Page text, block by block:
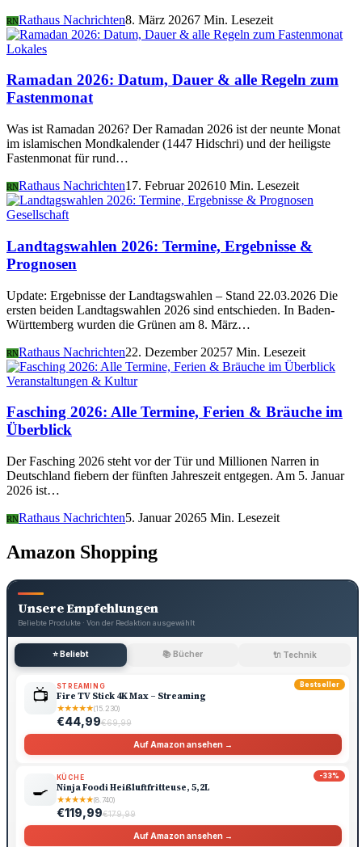
RNRathaus Nachrichten8. März 20267 Min. Lesezeit
Lokales
Ramadan 2026: Datum, Dauer & alle Regeln zum
Fastenmonat
Was ist Ramadan 2026? Der Ramadan 2026 ist der neunte Monat
im islamischen Mondkalender (1447 Hidschri) und der heiligste
Fastenmonat für rund…
RNRathaus Nachrichten17. Februar 202610 Min. Lesezeit
Gesellschaft
Landtagswahlen 2026: Termine, Ergebnisse &
Prognosen
Update: Ergebnisse der Landtagswahlen – Stand 22.03.2026 Die
ersten beiden Landtagswahlen 2026 sind entschieden. In Baden-
Württemberg wurden die Grünen am 8. März…
RNRathaus Nachrichten22. Dezember 20257 Min. Lesezeit
Veranstaltungen & Kultur
Fasching 2026: Alle Termine, Ferien & Bräuche im
Überblick
Der Fasching 2026 steht vor der Tür und Millionen Narren in
Deutschland fiebern der fünften Jahreszeit entgegen. Am 5. Januar
2026 ist…
RNRathaus Nachrichten5. Januar 20265 Min. Lesezeit
Amazon Shopping
Unsere Empfehlungen
Beliebte Produkte · Von der Redaktion ausgewählt
⭐ Beliebt 📚 Bücher 🔌 Technik
Bestseller
📺 STREAMING
Fire TV Stick 4K Max – Streaming
★★★★★(15.230)
€44,99€69,99
Auf Amazon ansehen →
-33%
🍳
KÜCHE
Ninja Foodi Heißluftfritteuse, 5,2L
★★★★★(8.740)
€119,99€179,99
Auf Amazon ansehen →